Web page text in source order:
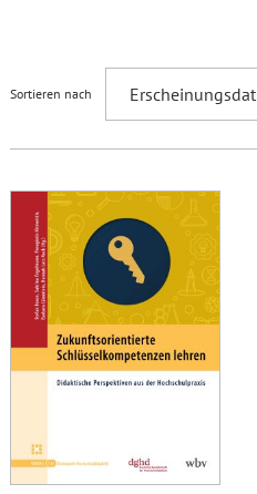
Sortieren nach